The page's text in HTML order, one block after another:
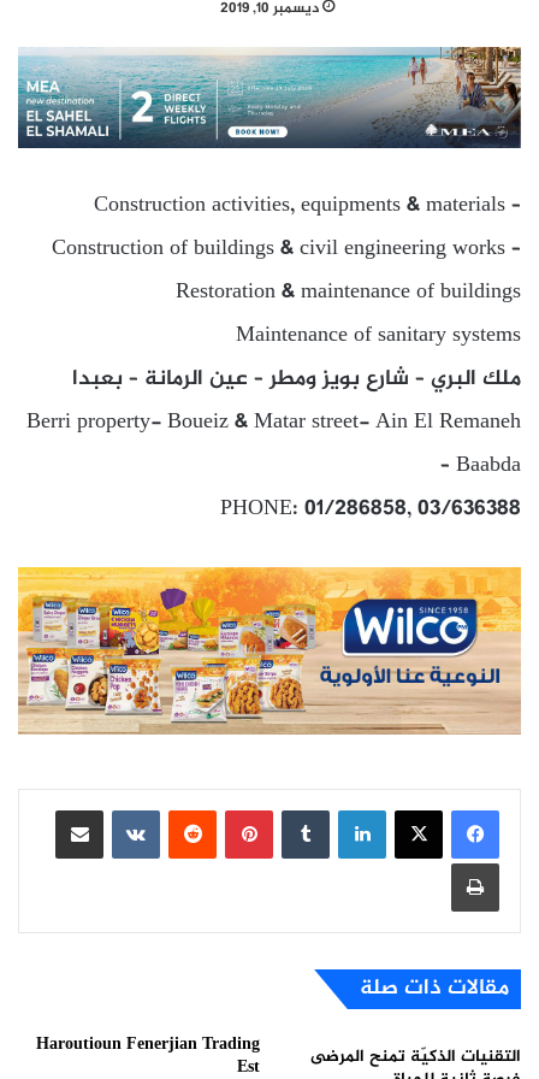
ديسمبر 10, 2019
Construction activities, equipments & materials –
Construction of buildings & civil engineering works –
Restoration & maintenance of buildings
Maintenance of sanitary systems
ملك البري – شارع بويز ومطر – عين الرمانة – بعبدا
Berri property- Boueiz & Matar street- Ain El Remaneh
– Baabda
PHONE: 01/286858, 03/636388
لينكدإن بينتيريست
مشاركة عبر البريد
طباعة
مقالات ذات صلة
التقنيات الذكيّة تمنح المرضى
Haroutioun Fenerjian Trading
Est